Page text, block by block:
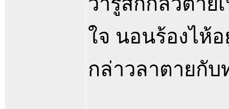
ใจ นอนร้องไห้
กล่าวลาตายกับ